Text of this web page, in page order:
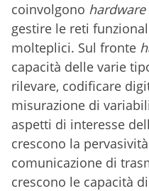
coinvolgono hardware
gestire le reti
molteplici. Sul fronte
capacità delle varie
rilevare, codificare
misurazione di
aspetti di interesse
crescono la
comunicazione di
crescono le capacità